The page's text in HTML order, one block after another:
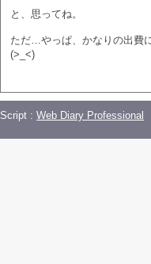
と、思ってね。
ただ…やっぱ、かなりの出費
(>_<)
Script : Web Diary Professional